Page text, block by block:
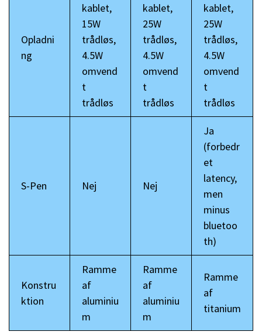
Opladni
ng
kablet,
15W
trådløs,
4.5W
omvend
t
trådløs
kablet,
25W
trådløs,
4.5W
omvend
t
trådløs
kablet,
25W
trådløs,
4.5W
omvend
t
trådløs
S-Pen Nej Nej
Ja
(forbedr
et
latency,
men
minus
bluetoo
th)
Konstru
ktion
Ramme
af
aluminiu
m
Ramme
af
aluminiu
m
Ramme
af
titanium